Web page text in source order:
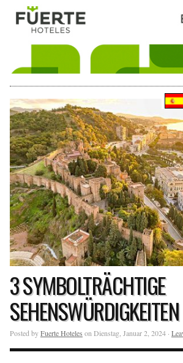
3 SYMBOLTRÄCHTIGE
Posted byFuerte Hoteles on Dienstag, Januar 2, 2024 ·